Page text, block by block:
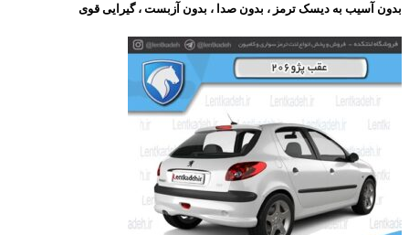
بدون آسیب به دیسک ترمز ، بدون صدا ، بدون آزبست ، گیرایی قوی​